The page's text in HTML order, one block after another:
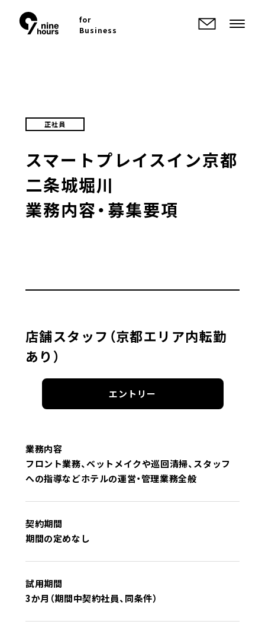
for
Business
正社員
スマートプレイスイン京都
二条城堀川
業務内容・募集要項
店舗スタッフ（京都エリア内転勤
あり）
エントリー
業務内容
フロント業務、ベットメイクや巡回清掃、スタッフ
への指導などホテルの運営・管理業務全般
契約期間
期間の定めなし
試用期間
3か月（期間中契約社員、同条件）